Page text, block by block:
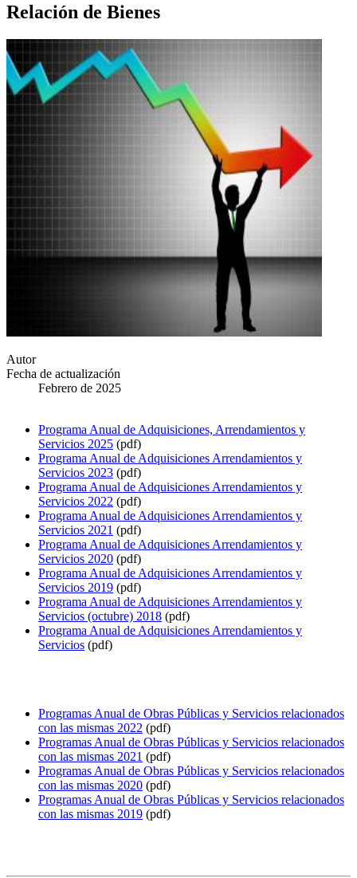
Relación de Bienes
Autor
Fecha de actualización
Febrero de 2025
Programa Anual de Adquisiciones, Arrendamientos y
Servicios 2025 (pdf)
Programa Anual de Adquisiciones Arrendamientos y
Servicios 2023 (pdf)
Programa Anual de Adquisiciones Arrendamientos y
Servicios 2022 (pdf)
Programa Anual de Adquisiciones Arrendamientos y
Servicios 2021 (pdf)
Programa Anual de Adquisiciones Arrendamientos y
Servicios 2020 (pdf)
Programa Anual de Adquisiciones Arrendamientos y
Servicios 2019 (pdf)
Programa Anual de Adquisiciones Arrendamientos y
Servicios (octubre) 2018 (pdf)
Programa Anual de Adquisiciones Arrendamientos y
Servicios (pdf)
Programas Anual de Obras Públicas y Servicios relacionados
con las mismas 2022 (pdf)
Programas Anual de Obras Públicas y Servicios relacionados
con las mismas 2021 (pdf)
Programas Anual de Obras Públicas y Servicios relacionados
con las mismas 2020 (pdf)
Programas Anual de Obras Públicas y Servicios relacionados
con las mismas 2019 (pdf)